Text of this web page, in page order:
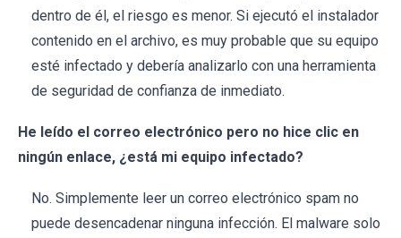
dentro de él, el riesgo es menor. Si ejecutó el instalador
contenido en el archivo, es muy probable que su equipo
esté infectado y debería analizarlo con una herramienta
de seguridad de confianza de inmediato.
He leído el correo electrónico pero no hice clic en
ningún enlace, ¿está mi equipo infectado?
No. Simplemente leer un correo electrónico spam no
puede desencadenar ninguna infección. El malware solo